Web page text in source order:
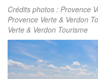
Crédits photos : Provence
Provence Verte & Verdon
Verte & Verdon Tourisme